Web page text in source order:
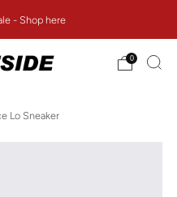
- Shop here
0
Lo Sneaker